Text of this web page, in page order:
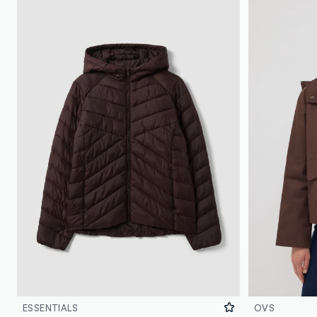
ESSENTIALS OVS